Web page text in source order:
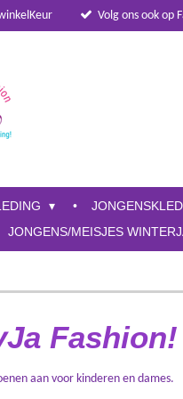
Volg ons ook op
JONGENS/MEISJES
Fashion!
aan voor kinderen en dames.